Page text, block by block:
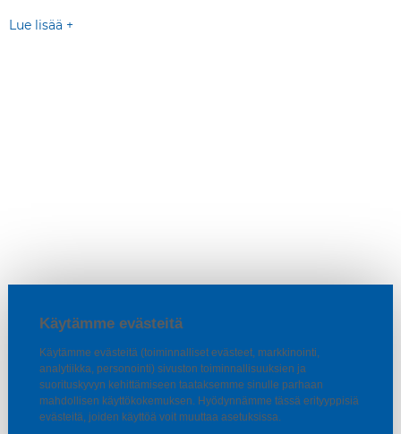
Käytämme evästeitä
Käytämme evästeitä (toiminnalliset evästeet, markkinointi,
analytiikka, personointi) sivuston toiminnallisuuksien ja
suorituskyvyn kehittämiseen taataksemme sinulle parhaan
mahdollisen käyttökokemuksen. Hyödynnämme tässä erityyppisiä
evästeitä, joiden käyttöä voit muuttaa asetuksissa.
Lue lisää +